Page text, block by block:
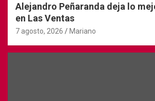
Alejandro Peñaranda deja lo
en Las Ventas
7 agosto, 2026 Mariano